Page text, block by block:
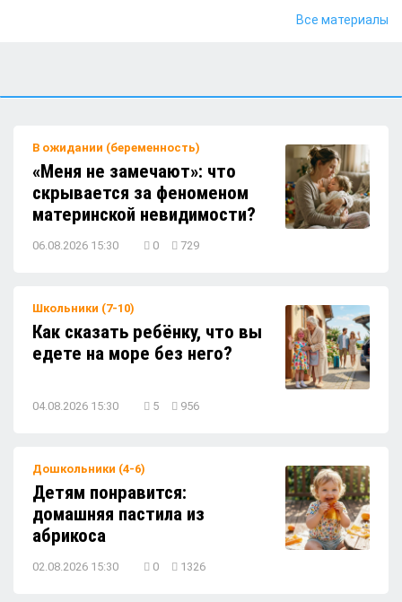
Почему детям не стоит давать кофе?
Какие игрушки лучше не брать с собой на
детскую площадку?
Как гулять с ребёнком в жару и не
переживать?
Все материалы
В ожидании (беременность)
«Меня не замечают»: что
скрывается за феноменом
материнской невидимости?
06.08.2026 15:30 0 729
Школьники (7-10)
Как сказать ребёнку, что вы
едете на море без него?
04.08.2026 15:30 5 956
Дошкольники (4-6)
Детям понравится:
домашняя пастила из
абрикоса
02.08.2026 15:30 0 1326